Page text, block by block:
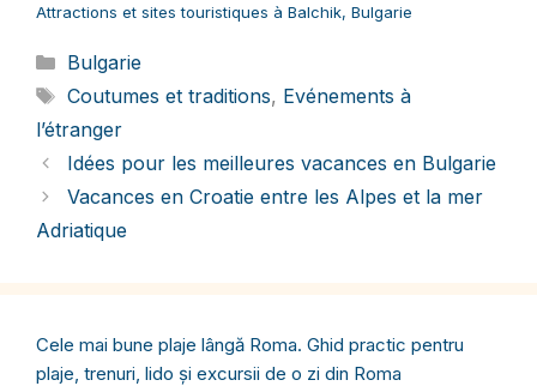
Attractions et sites touristiques à Balchik, Bulgarie
Catégories
Bulgarie
Étiquettes
Coutumes et traditions, Evénements à
l’étranger
Idées pour les meilleures vacances en Bulgarie
Vacances en Croatie entre les Alpes et la mer
Adriatique
Cele mai bune plaje lângă Roma. Ghid practic pentru
plaje, trenuri, lido și excursii de o zi din Roma